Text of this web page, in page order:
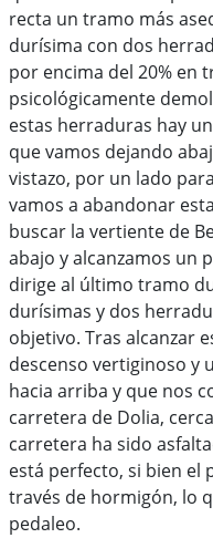
recta un tramo más
durísima con dos
por encima del 20% en
psicológicamente
estas herraduras hay
que vamos dejando
vistazo, por un lado
vamos a abandonar
buscar la vertiente de
abajo y alcanzamos un
dirige al último tramo
durísimas y dos
objetivo. Tras alcanzar
descenso vertiginoso y
hacia arriba y que nos
carretera de Dolia,
carretera ha sido
está perfecto, si bien
través de hormigón, lo
pedaleo.